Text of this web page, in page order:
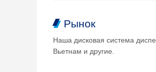
Рынок
Наша дисковая система
Вьетнам и другие.